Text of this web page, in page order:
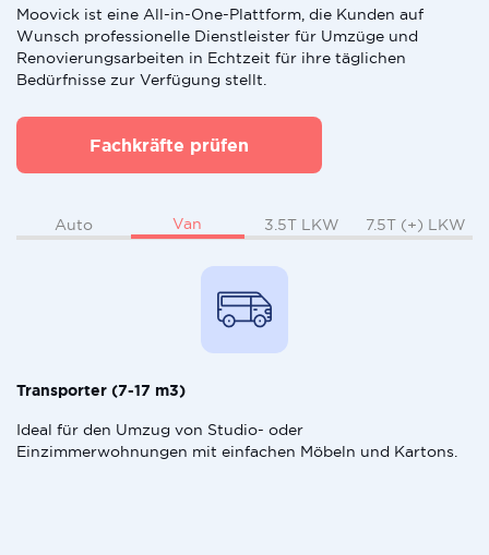
Moovick ist eine All-in-One-Plattform, die Kunden auf
Wunsch professionelle Dienstleister für Umzüge und
Renovierungsarbeiten in Echtzeit für ihre täglichen
Bedürfnisse zur Verfügung stellt.
Fachkräfte prüfen
Auto Van 3.5T LKW 7.5T (+) LKW
Transporter (7-17 m3)
Ideal für den Umzug von Studio- oder
Einzimmerwohnungen mit einfachen Möbeln und Kartons.